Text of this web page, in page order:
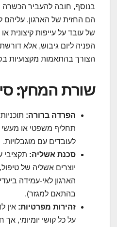
בנוסף, חובה להעביר הכשרה
הם החזית של הארגון. עליהם
של עובד על עייפות קיצונית
הפניה ליום גיבוש, אלא
הצורך בהתאמות מקצועיות
שורת המחץ:
הפרדה ברורה:
תחליף משפטי או
לעובדים עם מוגבלויות.
סכנת אשליה: תקציבי
יוצרים אשליה של
בהתאם למגזר).
זהירות מפרטיות: אין
על כל קושי יומיומי,